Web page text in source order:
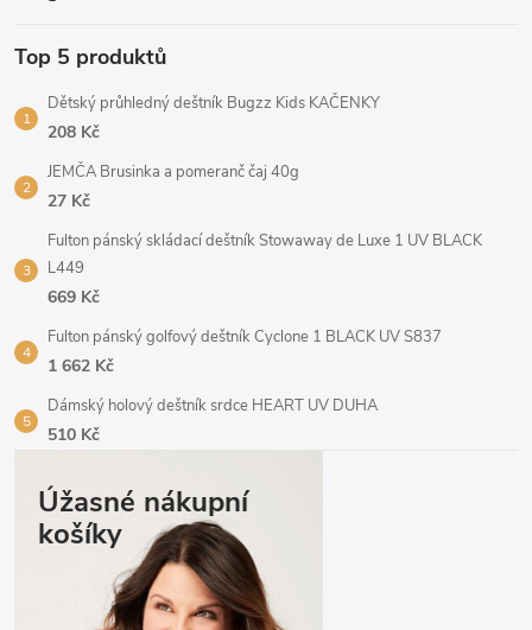
Top 5 produktů
Dětský průhledný deštník Bugzz Kids KAČENKY
208 Kč
JEMČA Brusinka a pomeranč čaj 40g
27 Kč
Fulton pánský skládací deštník Stowaway de Luxe 1 UV BLACK
L449
669 Kč
Fulton pánský golfový deštník Cyclone 1 BLACK UV S837
1 662 Kč
Dámský holový deštník srdce HEART UV DUHA
510 Kč
Úžasné nákupní
košíky